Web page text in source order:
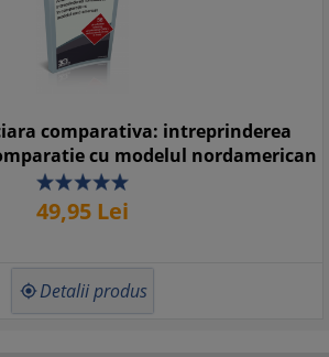
comparativa: intreprinderea
cu modelul nordamerican
49,95 Lei
 Detalii produs